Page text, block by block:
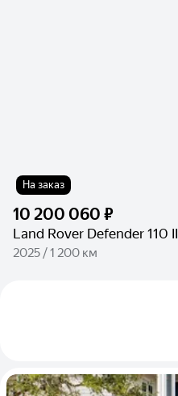
На заказ
10 200 060 ₽
Land Rover Defender 110 II
2025 / 1 200 км